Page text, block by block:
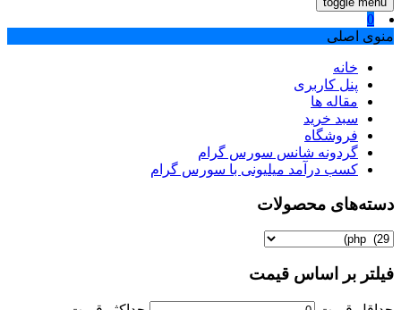
0
منوی اصلی
خانه
پنل کاربری
مقاله ها
سبد خرید
فروشگاه
گردونه شانس سورس گرام
کسب درآمد میلیونی با سورس گرام
دسته‌های محصولات
فیلتر بر اساس قیمت